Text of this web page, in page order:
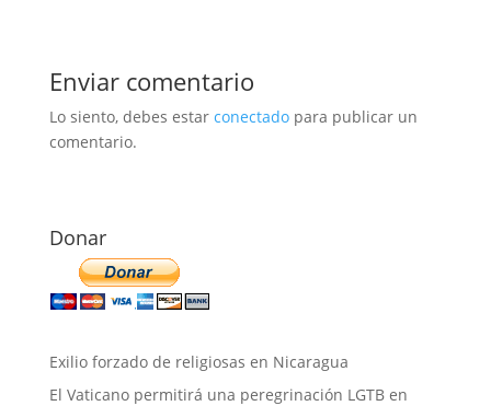
Enviar comentario
Lo siento, debes estar conectadopara publicar un
comentario.
Donar
Exilio forzado de religiosas en Nicaragua
El Vaticano permitirá una peregrinación LGTB en